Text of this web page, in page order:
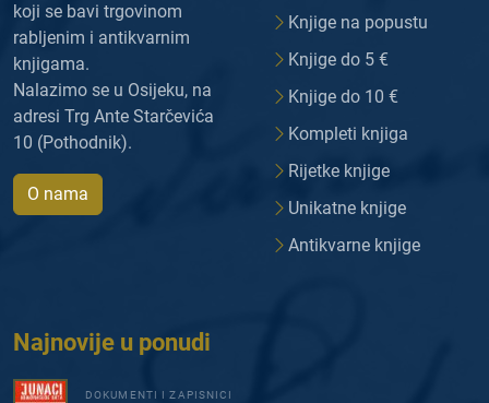
koji se bavi trgovinom
rabljenim i antikvarnim
knjigama.
Nalazimo se u Osijeku, na
adresi Trg Ante Starčevića
10 (Pothodnik).
O nama
Knjige na popustu
Knjige do 5 €
Knjige do 10 €
Kompleti knjiga
Rijetke knjige
Unikatne knjige
Antikvarne knjige
Najnovije u ponudi
DOKUMENTI I ZAPISNICI